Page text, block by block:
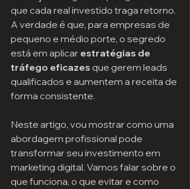
que cada real investido traga retorno.
A verdade é que, para empresas de
pequeno e médio porte, o segredo
está em aplicar estratégias de
tráfego eficazes que gerem leads
qualificados e aumentem a receita de
forma consistente.
Neste artigo, vou mostrar como uma
abordagem profissional pode
transformar seu investimento em
marketing digital. Vamos falar sobre o
que funciona, o que evitar e como